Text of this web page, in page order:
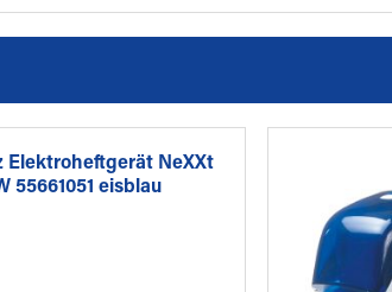
Elektroheftgerät NeXXt
55661051 eisblau